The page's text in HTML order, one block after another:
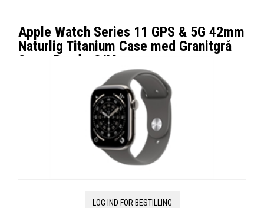
Apple Watch Series 11 GPS & 5G 42mm
Naturlig Titanium Case med Granitgrå
Sport Band - S/M
LOG IND FOR BESTILLING